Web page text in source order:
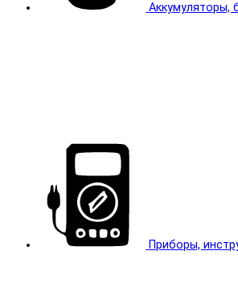
Аккумуляторы,
Приборы,